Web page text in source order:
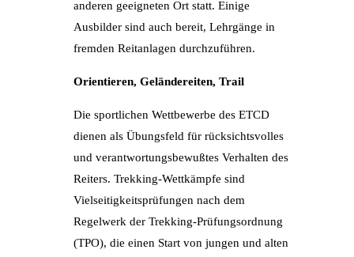
anderen geeigneten Ort statt. Einige
Ausbilder sind auch bereit, Lehrgänge in
fremden Reitanlagen durchzuführen.
Orientieren, Geländereiten, Trail
Die sportlichen Wettbewerbe des ETCD
dienen als Übungsfeld für rücksichtsvolles
und verantwortungsbewußtes Verhalten des
Reiters. Trekking-Wettkämpfe sind
Vielseitigkeitsprüfungen nach dem
Regelwerk der Trekking-Prüfungsordnung
(TPO), die einen Start von jungen und alten